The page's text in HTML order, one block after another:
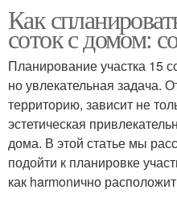
Как
соток с домом:
Планирование участка 15
но увлекательная задача.
территорию, зависит не
эстетическая
дома. В этой статье мы
подойти к планировке
как harmonично